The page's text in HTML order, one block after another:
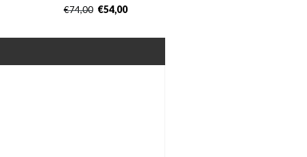
€74,00 €54,00